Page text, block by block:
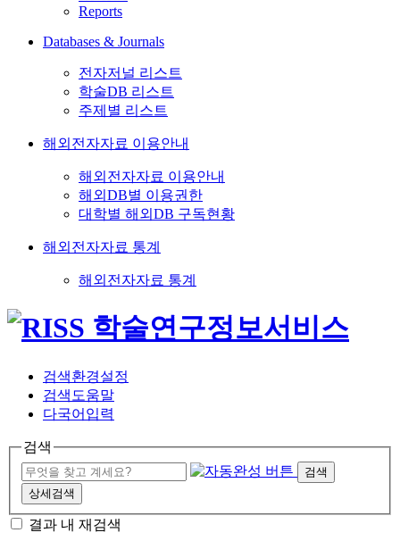
Reports
Databases & Journals
전자저널 리스트
학술DB 리스트
주제별 리스트
해외전자자료 이용안내
해외전자자료 이용안내
해외DB별 이용권한
대학별 해외DB 구독현황
해외전자자료 통계
해외전자자료 통계
검색환경설정
검색도움말
다국어입력
검색
검색
상세검색
결과 내 재검색